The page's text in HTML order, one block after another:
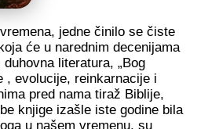
jedne činilo se čiste
će u narednim decenijama
literatura, „Bog
, evolucije, reinkarnacije i
pred nama tiraž Biblije,
knjige izašle iste godine bila
u našem vremenu, su